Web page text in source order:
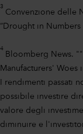
3
Convenzione delle
“Drought in Numbers
4
Bloomberg News.
Manufacturers' Woes
I rendimenti passati
possibile investire
valore degli
diminuire e